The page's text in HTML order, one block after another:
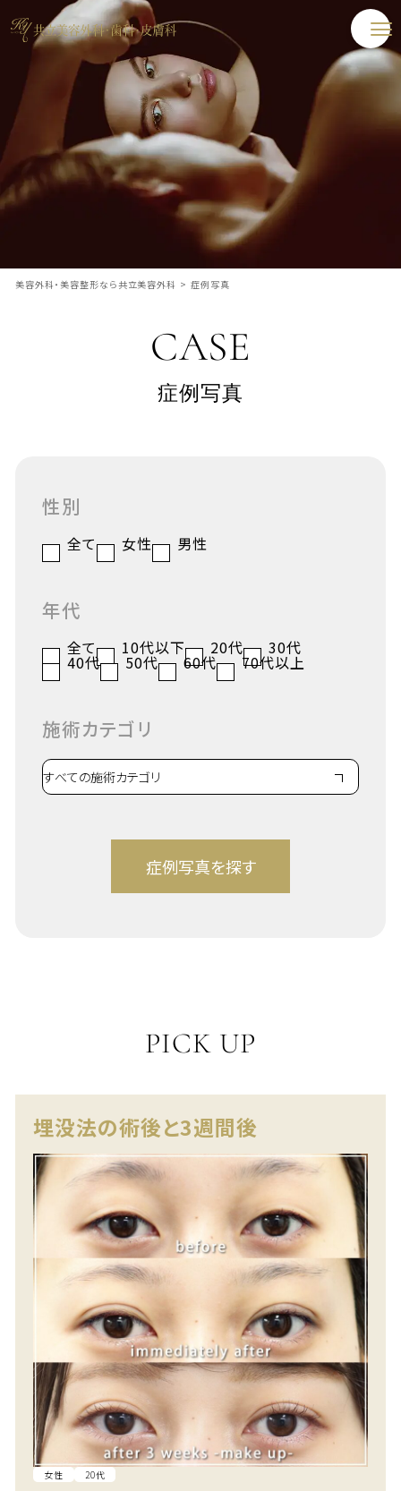
美容外科・美容整形なら共立美容外科 > 症例写真
CASE
症例写真
性別
全て 女性 男性
年代
全て 10代以下 20代 30代
40代 50代 60代 70代以上
施術カテゴリ
PICK UP
埋没法の術後と3週間後
女性 20代